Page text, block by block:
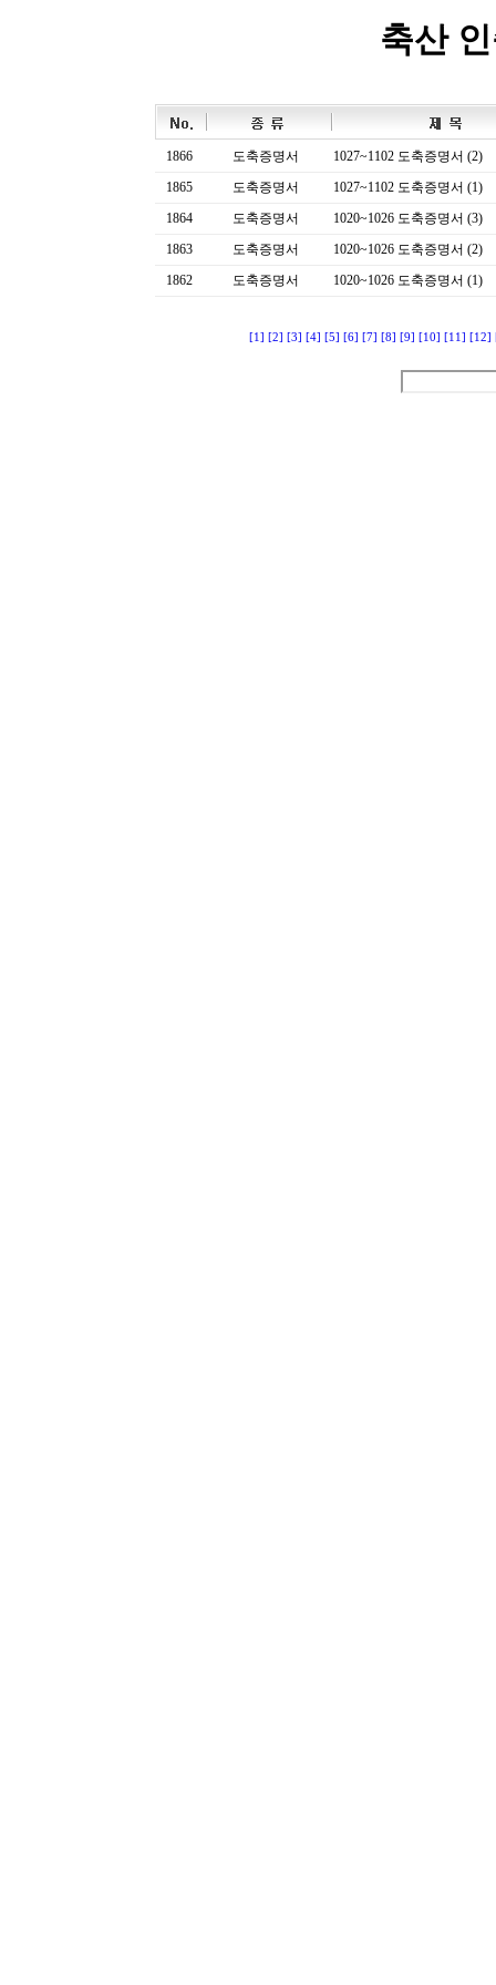
축산
1866 도축증명서
1027~1102 도축증명서 (2)
1865
도축증명서
1027~1102 도축증명서 (1)
1864
도축증명서
1020~1026 도축증명서 (3)
1863
도축증명서
1020~1026 도축증명서 (2)
1862
도축증명서 1020~1026 도축증명서 (1)
[1] [2] [3] [4] [5] [6] [7] [8] [9] [10] [11] [12]